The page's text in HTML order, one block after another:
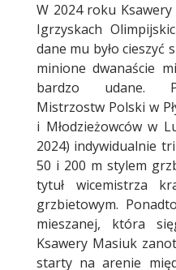
W 2024 roku
Igrzyskach
dane mu było cieszyć
minione dwanaście
bardzo udane.
Mistrzostw Polski w
i Młodzieżowców w
2024) indywidualnie
50 i 200 m stylem
tytuł wicemistrza
grzbietowym.
mieszanej, która
Ksawery Masiuk
starty na arenie